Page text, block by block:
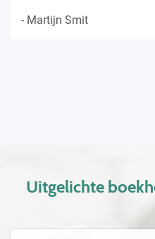
- Martijn Smit
Uitgelichte